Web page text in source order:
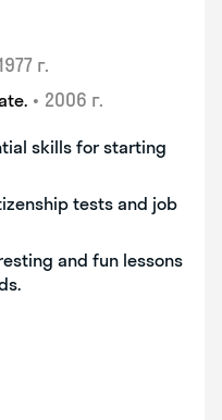
г.
• 2006 г.
skills for starting
tests and job
and fun lessons